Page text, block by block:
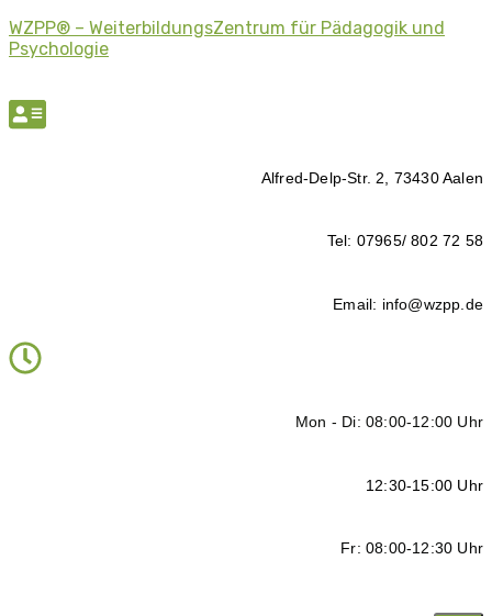
WZPP® – WeiterbildungsZentrum für Pädagogik und
Psychologie
Alfred-Delp-Str. 2, 73430 Aalen
Tel: 07965/ 802 72 58
Email: info@wzpp.de
Mon - Di: 08:00-12:00 Uhr
12:30-15:00 Uhr
Fr: 08:00-12:30 Uhr